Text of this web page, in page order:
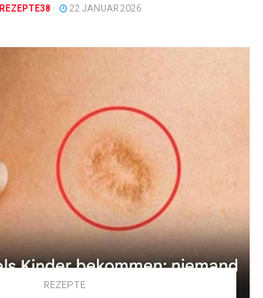
REZEPTE38 22 JANUAR 2026
REZEPTE